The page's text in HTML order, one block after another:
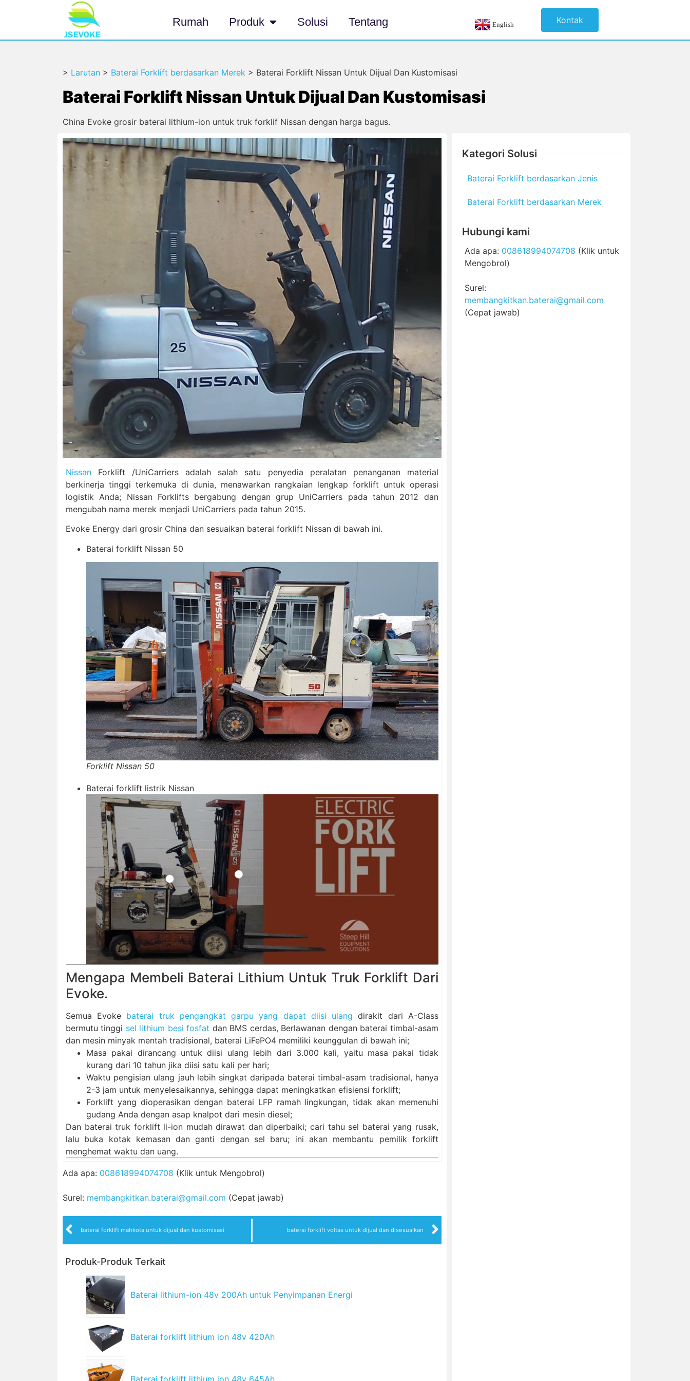
Rumah Produk Solusi Tentang English Kontak
> Larutan > Baterai Forklift berdasarkan Merek > Baterai Forklift Nissan Untuk Dijual Dan Kustomisasi
Baterai Forklift Nissan Untuk Dijual Dan Kustomisasi
China Evoke grosir baterai lithium-ion untuk truk forklif Nissan dengan harga bagus.
Nissan Forklift /UniCarriers adalah salah satu penyedia peralatan penanganan material
berkinerja tinggi terkemuka di dunia, menawarkan rangkaian lengkap forklift untuk operasi
logistik Anda; Nissan Forklifts bergabung dengan grup UniCarriers pada tahun 2012 dan
mengubah nama merek menjadi UniCarriers pada tahun 2015.
Evoke Energy dari grosir China dan sesuaikan baterai forklift Nissan di bawah ini.
Baterai forklift Nissan 50
Forklift Nissan 50
Baterai forklift listrik Nissan
Mengapa Membeli Baterai Lithium Untuk Truk Forklift Dari
Evoke.
Semua Evoke baterai truk pengangkat garpu yang dapat diisi ulang dirakit dari A-Class
bermutu tinggi sel lithium besi fosfat dan BMS cerdas, Berlawanan dengan baterai timbal-asam
dan mesin minyak mentah tradisional, baterai LiFePO4 memiliki keunggulan di bawah ini;
Masa pakai dirancang untuk diisi ulang lebih dari 3.000 kali, yaitu masa pakai tidak
kurang dari 10 tahun jika diisi satu kali per hari;
Waktu pengisian ulang jauh lebih singkat daripada baterai timbal-asam tradisional, hanya
2-3 jam untuk menyelesaikannya, sehingga dapat meningkatkan efisiensi forklift;
Forklift yang dioperasikan dengan baterai LFP ramah lingkungan, tidak akan memenuhi
gudang Anda dengan asap knalpot dari mesin diesel;
Dan baterai truk forklift li-ion mudah dirawat dan diperbaiki; cari tahu sel baterai yang rusak,
lalu buka kotak kemasan dan ganti dengan sel baru; ini akan membantu pemilik forklift
menghemat waktu dan uang.
Ada apa: 008618994074708 (Klik untuk Mengobrol)
Surel: membangkitkan.baterai@gmail.com (Cepat jawab)
baterai forklift mahkota untuk dijual dan kustomisasi baterai forklift voltas untuk dijual dan disesuaikan
Produk-Produk Terkait
Baterai lithium-ion 48v 200Ah untuk Penyimpanan Energi
Baterai forklift lithium ion 48v 420Ah
Kategori Solusi
Baterai Forklift berdasarkan Jenis
Baterai Forklift berdasarkan Merek
Hubungi kami
Ada apa: 008618994074708 (Klik untuk
Mengobrol)
Surel:
membangkitkan.baterai@gmail.com
(Cepat jawab)